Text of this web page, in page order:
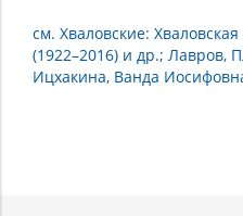
Лавров,
Платон
(ум.
см. Хваловские:
(1922–2016) и др.; Лавров,
Ицхакина, Ванда